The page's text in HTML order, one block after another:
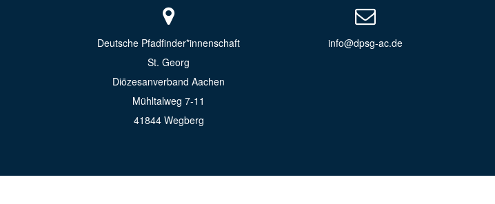
Deutsche Pfadfinder*innenschaft
St. Georg
Diözesanverband Aachen
Mühltalweg 7-11
41844 Wegberg
info@dpsg-ac.de